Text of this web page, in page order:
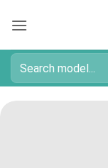
qua
dung
Tìm
kiếm: